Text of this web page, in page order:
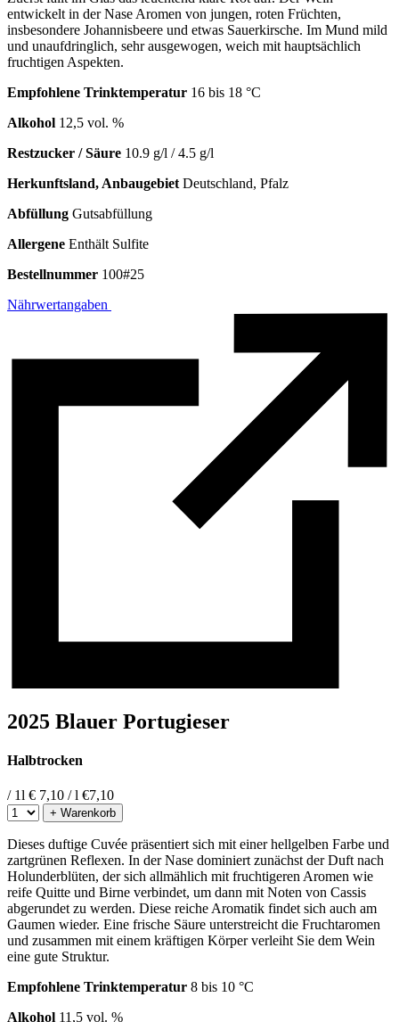
entwickelt in der Nase Aromen von jungen, roten Früchten,
insbesondere Johannisbeere und etwas Sauerkirsche. Im Mund mild
und unaufdringlich, sehr ausgewogen, weich mit hauptsächlich
fruchtigen Aspekten.
Empfohlene Trinktemperatur 16 bis 18 °C
Alkohol 12,5 vol. %
Restzucker / Säure 10.9 g/l / 4.5 g/l
Herkunftsland, Anbaugebiet Deutschland, Pfalz
Abfüllung Gutsabfüllung
Allergene Enthält Sulfite
Bestellnummer 100#25
Nährwertangaben
2025 Blauer Portugieser
Halbtrocken
/ 1l € 7,10 / l €7,10
+ Warenkorb
Dieses duftige Cuvée präsentiert sich mit einer hellgelben Farbe und
zartgrünen Reflexen. In der Nase dominiert zunächst der Duft nach
Holunderblüten, der sich allmählich mit fruchtigeren Aromen wie
reife Quitte und Birne verbindet, um dann mit Noten von Cassis
abgerundet zu werden. Diese reiche Aromatik findet sich auch am
Gaumen wieder. Eine frische Säure unterstreicht die Fruchtaromen
und zusammen mit einem kräftigen Körper verleiht Sie dem Wein
eine gute Struktur.
Empfohlene Trinktemperatur 8 bis 10 °C
Alkohol 11,5 vol. %